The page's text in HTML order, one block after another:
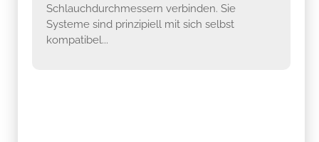
Schlauchdurchmessern verbinden. Sie
Systeme sind prinzipiell mit sich selbst
kompatibel...